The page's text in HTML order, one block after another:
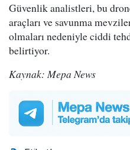
Güvenlik analistleri, bu
araçları ve savunma
olmaları nedeniyle ciddi
belirtiyor.
Kaynak: Mepa News